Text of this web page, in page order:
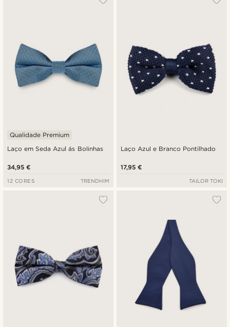
Laço em Seda Azul ás Bolinhas
Qualidade Premium
34,95 €
12 CORES TRENDHIM
Laço Azul e Branco Pontilhado
17,95 €
TAILOR TOKI